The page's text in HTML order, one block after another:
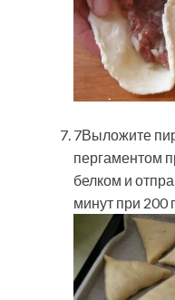
7Выложите
пергаментом
белком и
минут при 200